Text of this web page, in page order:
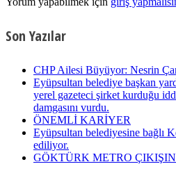
Son Yazılar
CHP Ailesi Büyüyor: Nesrin
Eyüpsultan belediye başkan
yerel gazeteci şirket kurduğu
damgasını vurdu.
ÖNEMLİ KARİYER
Eyüpsultan belediyesine bağlı
ediliyor.
GÖKTÜRK METRO